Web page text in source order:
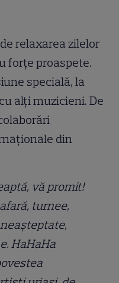
relaxarea zilelor
forțe proaspete.
specială, la
alți muzicieni. De
din
vă promit!
turnee,
HaHaHa